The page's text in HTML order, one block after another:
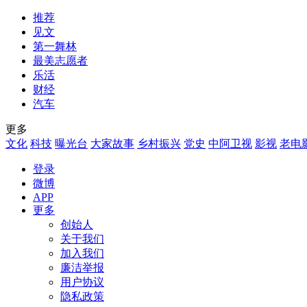
推荐
见文
第一舞林
最美志愿者
乐活
财经
汽车
更多
文化 科技 曝光台 大家故事 乡村振兴 党史 中阿卫视 影视 老电
登录
微博
APP
更多
创始人
关于我们
加入我们
廉洁举报
用户协议
隐私政策